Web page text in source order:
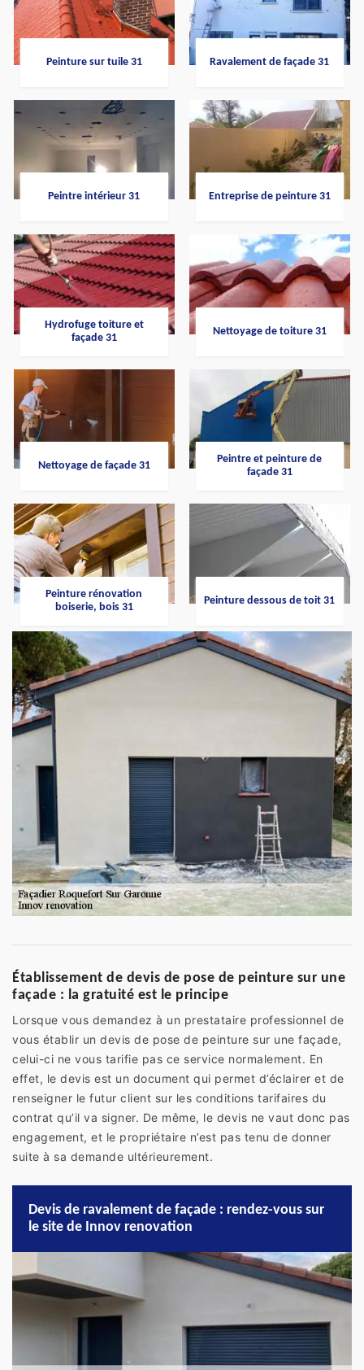
Peinture sur tuile 31 Ravalement de façade 31
Peintre intérieur 31 Entreprise de peinture 31
Hydrofuge toiture et
façade 31
Nettoyage de toiture 31
Nettoyage de façade 31
Peintre et peinture de
façade 31
Peinture rénovation
boiserie, bois 31
Peinture dessous de toit 31
Établissement de devis de pose de peinture sur une
façade : la gratuité est le principe
Lorsque vous demandez à un prestataire professionnel de
vous établir un devis de pose de peinture sur une façade,
celui-ci ne vous tarifie pas ce service normalement. En
effet, le devis est un document qui permet d’éclairer et de
renseigner le futur client sur les conditions tarifaires du
contrat qu’il va signer. De même, le devis ne vaut donc pas
engagement, et le propriétaire n’est pas tenu de donner
suite à sa demande ultérieurement.
Devis de ravalement de façade : rendez-vous sur
le site de Innov renovation